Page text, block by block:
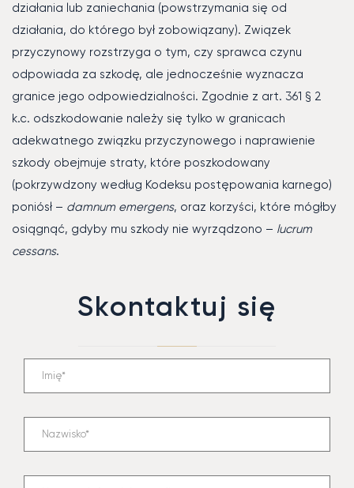
działania lub zaniechania (powstrzymania się od
działania, do którego był zobowiązany). Związek
przyczynowy rozstrzyga o tym, czy sprawca czynu
odpowiada za szkodę, ale jednocześnie wyznacza
granice jego odpowiedzialności. Zgodnie z art. 361 § 2
k.c. odszkodowanie należy się tylko w granicach
adekwatnego związku przyczynowego i naprawienie
szkody obejmuje straty, które poszkodowany
(pokrzywdzony według Kodeksu postępowania karnego)
poniósł – damnum emergens, oraz korzyści, które mógłby
osiągnąć, gdyby mu szkody nie wyrządzono – lucrum
cessans.
Skontaktuj się